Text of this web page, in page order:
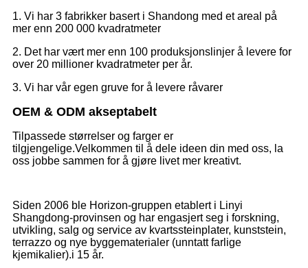
1. Vi har 3 fabrikker basert i Shandong med et areal på
mer enn 200 000 kvadratmeter
2. Det har vært mer enn 100 produksjonslinjer å levere for
over 20 millioner kvadratmeter per år.
3. Vi har vår egen gruve for å levere råvarer
OEM & ODM akseptabelt
Tilpassede størrelser og farger er
tilgjengelige.Velkommen til å dele ideen din med oss, la
oss jobbe sammen for å gjøre livet mer kreativt.
Siden 2006 ble Horizon-gruppen etablert i Linyi
Shangdong-provinsen og har engasjert seg i forskning,
utvikling, salg og service av kvartssteinplater, kunststein,
terrazzo og nye byggematerialer (unntatt farlige
kjemikalier).i 15 år.